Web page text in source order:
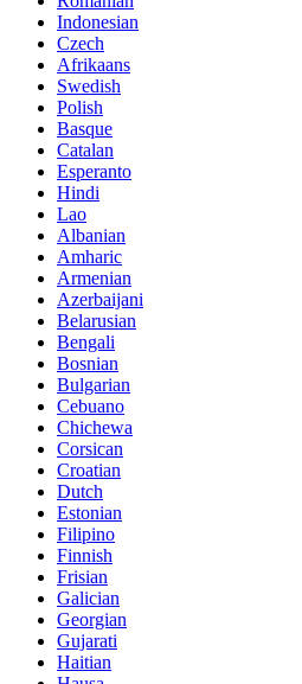
Indonesian
Czech
Afrikaans
Swedish
Polish
Basque
Catalan
Esperanto
Hindi
Lao
Albanian
Amharic
Armenian
Azerbaijani
Belarusian
Bengali
Bosnian
Bulgarian
Cebuano
Chichewa
Corsican
Croatian
Dutch
Estonian
Filipino
Finnish
Frisian
Galician
Georgian
Gujarati
Haitian